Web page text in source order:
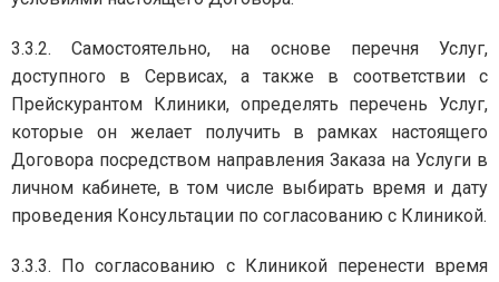
3.3.2. Самостоятельно, на основе перечня Услуг,
доступного в Сервисах, а также в соответствии с
Прейскурантом Клиники, определять перечень Услуг,
которые он желает получить в рамках настоящего
Договора посредством направления Заказа на Услуги в
личном кабинете, в том числе выбирать время и дату
проведения Консультации по согласованию с Клиникой.
3.3.3. По согласованию с Клиникой перенести время